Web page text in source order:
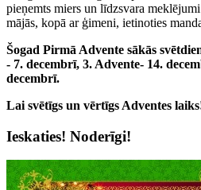
pieņemts miers un līdzsvara
mājās, kopā ar ģimeni, ietinoties
Šogad Pirmā Advente sākās
- 7. decembrī, 3. Advente- 14.
decembrī.
Lai svētīgs un vērtīgs Adventes
Ieskaties! Noderīgi!